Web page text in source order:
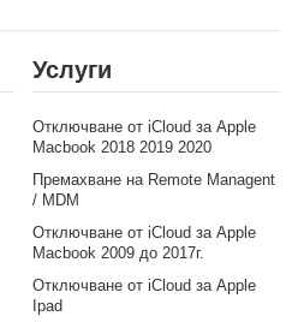
Услуги
Отключване от iCloud за Apple
Macbook 2018 2019 2020
Премахване на Remote Managent
/ MDM
Отключване от iCloud за Apple
Macbook 2009 до 2017г.
Отключване от iCloud за Apple
Ipad